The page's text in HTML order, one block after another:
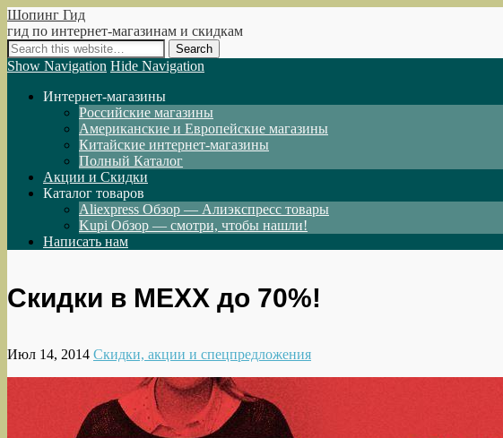
Шопинг Гид
гид по интернет-магазинам и скидкам
Show Navigation Hide Navigation
Интернет-магазины
Российские магазины
Американские и Европейские магазины
Китайские интернет-магазины
Полный Каталог
Акции и Скидки
Каталог товаров
Aliexpress Обзор — Алиэкспресс товары
Kupi Обзор — смотри, чтобы нашли!
Написать нам
Скидки в MEXX до 70%!
Июл 14, 2014 Скидки, акции и спецпредложения